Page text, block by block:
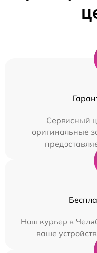
Сервисный
оригинальные
Наш курьер в
ваше